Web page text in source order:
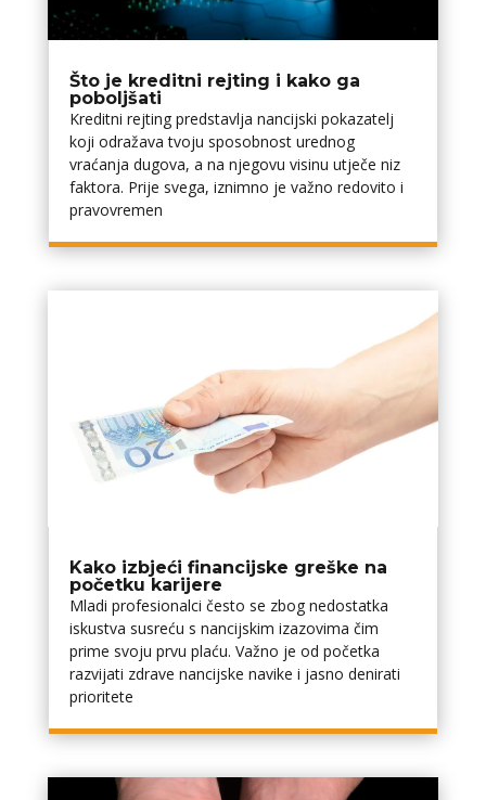
Što je kreditni rejting i kako ga
poboljšati
Kreditni rejting predstavlja financijski pokazatelj
koji odražava tvoju sposobnost urednog
vraćanja dugova, a na njegovu visinu utječe niz
faktora. Prije svega, iznimno je važno redovito i
pravovremen
Kako izbjeći financijske greške na
početku karijere
Mladi profesionalci često se zbog nedostatka
iskustva susreću s financijskim izazovima čim
prime svoju prvu plaću. Važno je od početka
razvijati zdrave financijske navike i jasno definirati
prioritete